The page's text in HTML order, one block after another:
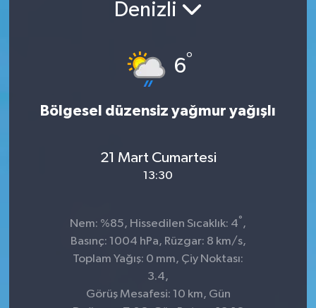
Denizli
6°
Bölgesel düzensiz yağmur yağışlı
21 Mart Cumartesi
13:30
Nem: %85, Hissedilen Sıcaklık: 4° ,
Basınç: 1004 hPa, Rüzgar: 8 km/s,
Toplam Yağış: 0 mm, Çiy Noktası:
3.4,
Görüş Mesafesi: 10 km, Gün